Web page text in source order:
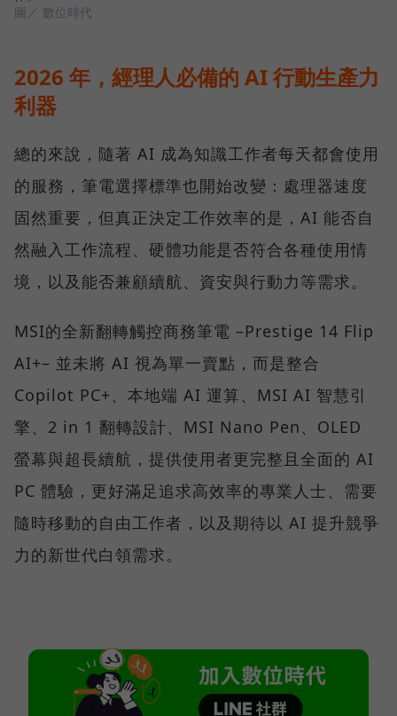
圖／ 數位時代
2026 年，經理人必備的 AI 行動生產力
利器
總的來說，隨著 AI 成為知識工作者每天都會使用
的服務，筆電選擇標準也開始改變：處理器速度
固然重要，但真正決定工作效率的是，AI 能否自
然融入工作流程、硬體功能是否符合各種使用情
境，以及能否兼顧續航、資安與行動力等需求。
MSI的全新翻轉觸控商務筆電 –Prestige 14 Flip
AI+– 並未將 AI 視為單一賣點，而是整合
Copilot PC+、本地端 AI 運算、MSI AI 智慧引
擎、2 in 1 翻轉設計、MSI Nano Pen、OLED
螢幕與超長續航，提供使用者更完整且全面的 AI
PC 體驗，更好滿足追求高效率的專業人士、需要
隨時移動的自由工作者，以及期待以 AI 提升競爭
力的新世代白領需求。